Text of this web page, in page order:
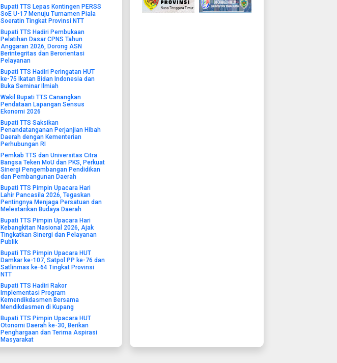
Bupati TTS Lepas Kontingen PERSS
SoE U-17 Menuju Turnamen Piala
Soeratin Tingkat Provinsi NTT
Bupati TTS Hadiri Pembukaan
Pelatihan Dasar CPNS Tahun
Anggaran 2026, Dorong ASN
Berintegritas dan Berorientasi
Pelayanan
Bupati TTS Hadiri Peringatan HUT
ke-75 Ikatan Bidan Indonesia dan
Buka Seminar Ilmiah
Wakil Bupati TTS Canangkan
Pendataan Lapangan Sensus
Ekonomi 2026
Bupati TTS Saksikan
Penandatanganan Perjanjian Hibah
Daerah dengan Kementerian
Perhubungan RI
Pemkab TTS dan Universitas Citra
Bangsa Teken MoU dan PKS, Perkuat
Sinergi Pengembangan Pendidikan
dan Pembangunan Daerah
Bupati TTS Pimpin Upacara Hari
Lahir Pancasila 2026, Tegaskan
Pentingnya Menjaga Persatuan dan
Melestarikan Budaya Daerah
Bupati TTS Pimpin Upacara Hari
Kebangkitan Nasional 2026, Ajak
Tingkatkan Sinergi dan Pelayanan
Publik
Bupati TTS Pimpin Upacara HUT
Damkar ke-107, Satpol PP ke-76 dan
Satlinmas ke-64 Tingkat Provinsi
NTT
Bupati TTS Hadiri Rakor
Implementasi Program
Kemendikdasmen Bersama
Mendikdasmen di Kupang
Bupati TTS Pimpin Upacara HUT
Otonomi Daerah ke-30, Berikan
Penghargaan dan Terima Aspirasi
Masyarakat